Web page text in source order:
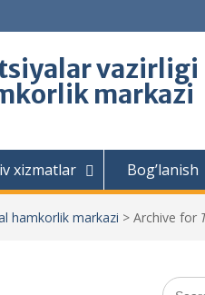
markazi
xizmatlar Bog’lanish
hamkorlik markazi > Archive for
Search